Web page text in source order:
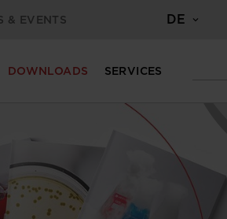
& EVENTS DE
DOWNLOADS SERVICES